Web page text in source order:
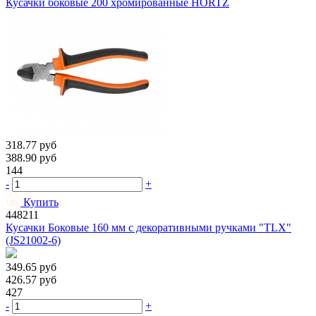
Кусачки боковые 200 хромированные HORTZ
318.77 руб
388.90 руб
144
-
+
Купить
448211
Кусачки Боковые 160 мм с декоративными ручками "TLX"
(JS21002-6)
349.65 руб
426.57 руб
427
-
+